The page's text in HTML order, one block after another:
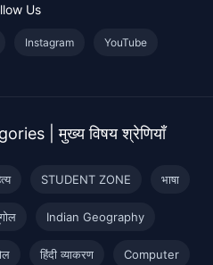
Us
Instagram YouTube
| मुख्य विषय श्रेणियाँ
STUDENT ZONE भाषा
Indian Geography
हिंदी व्याकरण Computer